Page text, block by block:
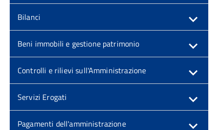
Bilanci
Beni immobili e gestione patrimonio
Controlli e rilievi sull'Amministrazione
Servizi Erogati
Pagamenti dell'amministrazione